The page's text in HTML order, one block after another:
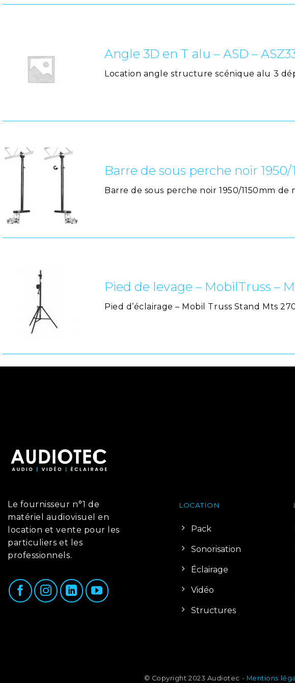
Angle 3D en T alu – ASD –
Location angle structure scénique alu 3
Barre de sous perche noir 1950/
Barre de sous perche noir 1950/1150mm de
Pied de levage – MobilTruss –
Pied d’éclairage – Mobil Truss Stand Mts
Le fournisseur n°1 de
matériel audiovisuel en
location et vente pour les
particuliers et les
professionnels.
LOCATION
Pack
Sonorisation
Éclairage
Vidéo
Structures
© Copyright 2023 Audiotec - Mentions